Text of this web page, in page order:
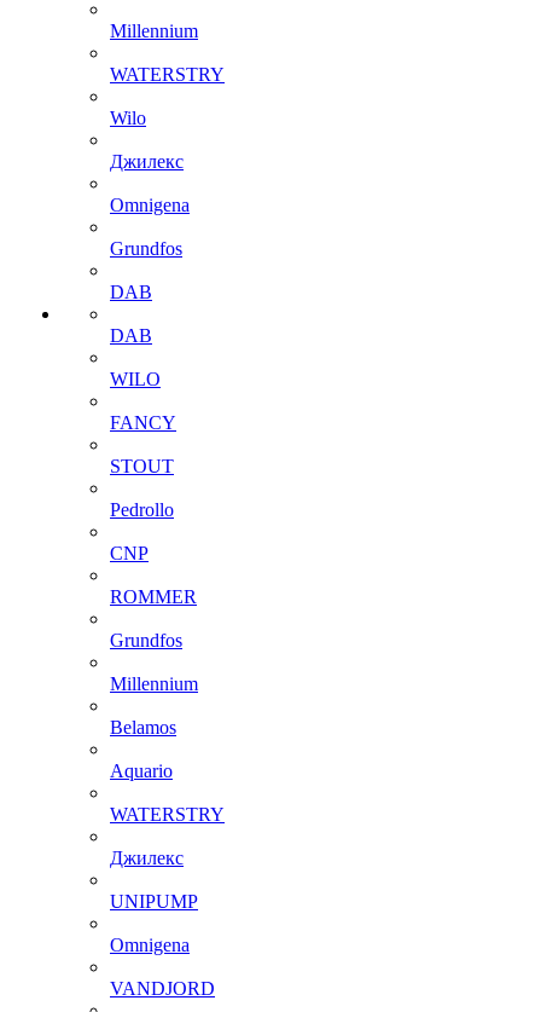
Millennium
WATERSTRY
Wilo
Джилекс
Omnigena
Grundfos
DAB
DAB
WILO
FANCY
STOUT
Pedrollo
CNP
ROMMER
Grundfos
Millennium
Belamos
Aquario
WATERSTRY
Джилекс
UNIPUMP
Omnigena
VANDJORD